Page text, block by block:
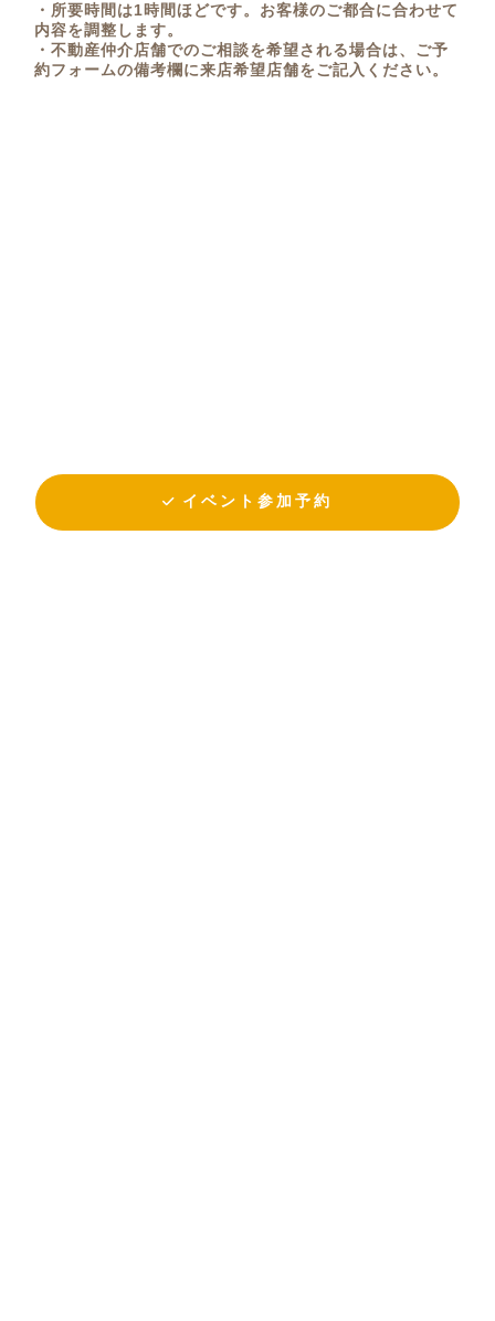
・所要時間は1時間ほどです。お客様のご都合に合わせて
内容を調整します。
・不動産仲介店舗でのご相談を希望される場合は、ご予
約フォームの備考欄に来店希望店舗をご記入ください。
イベント参加予約